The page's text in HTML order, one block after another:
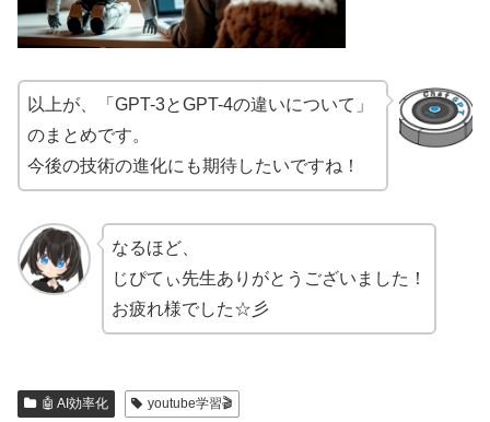
以上が、「GPT-3とGPT-4の違いについて」
のまとめです。
今後の技術の進化にも期待したいですね！
なるほど、
じぴてぃ先生ありがとうございました！
お疲れ様でした☆彡
🤖 AI効率化 youtube学習🎬